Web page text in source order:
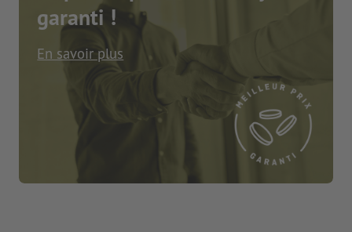
garanti !
En savoir plus